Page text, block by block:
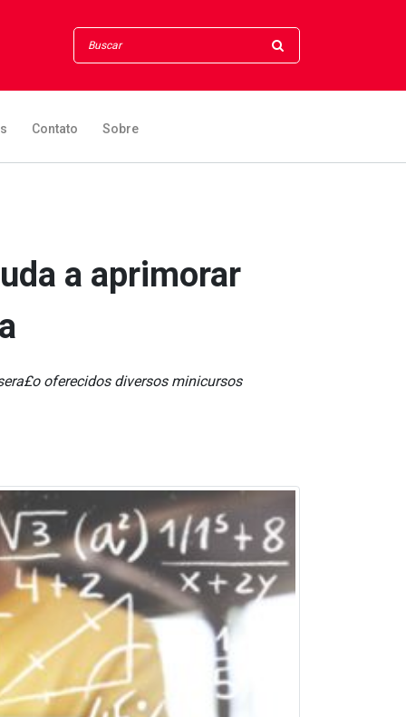
Contato Sobre
a aprimorar
oferecidos diversos minicursos